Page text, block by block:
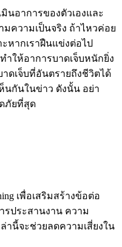
นอาการของตัวเองและ
ความเป็นจริง ถ้าไหวค่อย
หากเราฝืนแข่งต่อไป
ำให้อาการบาดเจ็บหนักยิ่ง
ดเจ็บที่อันตรายถึงชีวิตได้
นกันในข่าว ดังนั้น อย่า
ภัยที่สุด
เพื่อเสริมสร้างข้อต่อ
รประสานงาน ความ
านี้จะช่วยลดความเสี่ยงใน